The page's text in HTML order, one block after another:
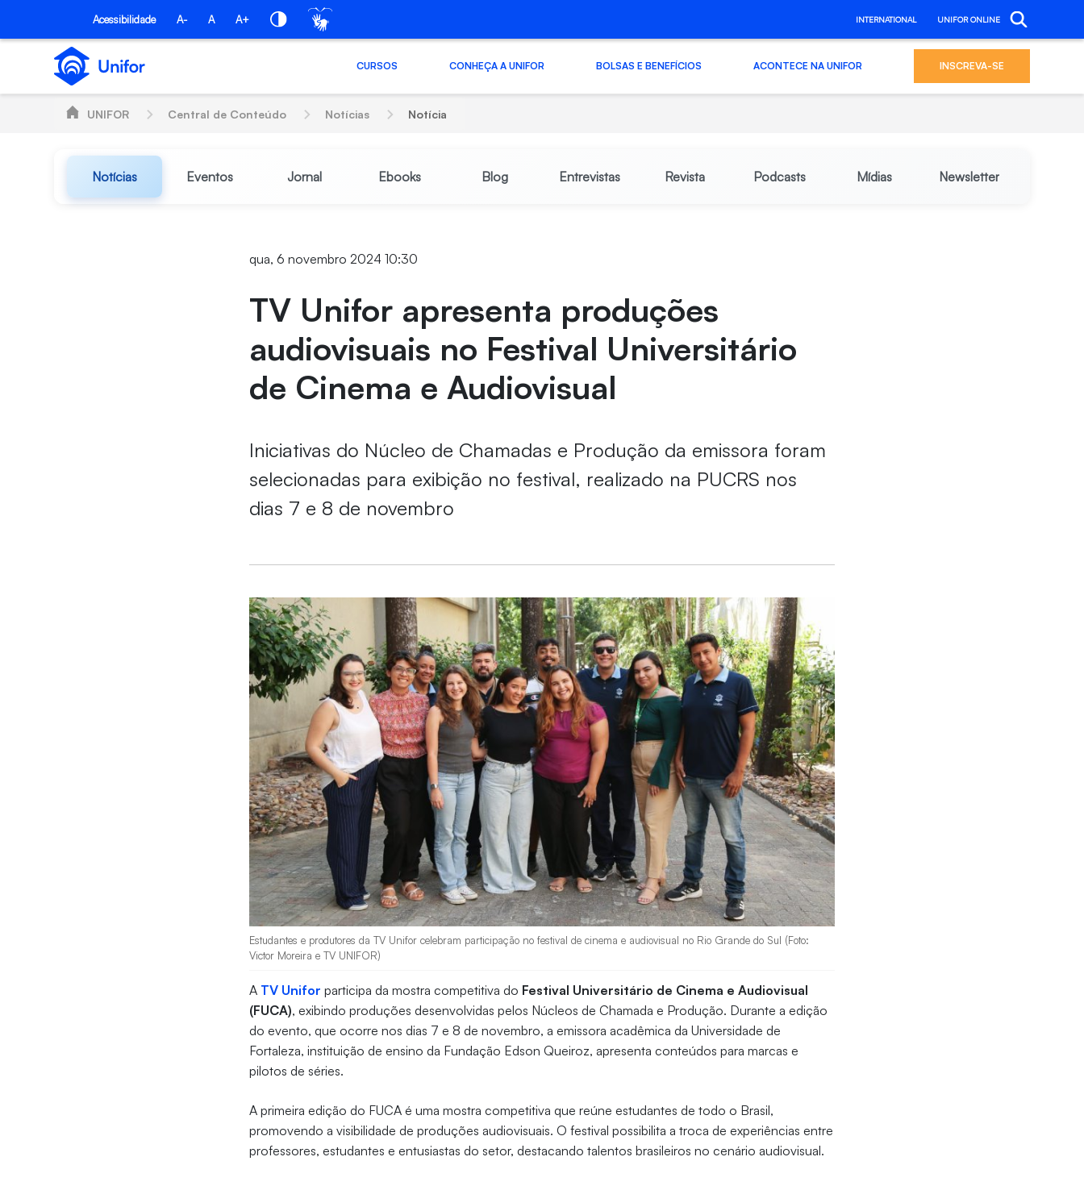
Pular para o Conteúdo principal
Acessibilidade A- A A+ INTERNATIONAL UNIFOR ONLINE
CURSOS CONHEÇA A UNIFOR BOLSAS E BENEFÍCIOS ACONTECE NA UNIFOR INSCREVA-SE
UNIFOR Central de Conteúdo Notícias Notícia
Notícias Eventos Jornal Ebooks Blog Entrevistas Revista Podcasts Mídias Newsletter
qua, 6 novembro 2024 10:30
TV Unifor apresenta produções
audiovisuais no Festival Universitário
de Cinema e Audiovisual
Iniciativas do Núcleo de Chamadas e Produção da emissora foram
selecionadas para exibição no festival, realizado na PUCRS nos
dias 7 e 8 de novembro
Estudantes e produtores da TV Unifor celebram participação no festival de cinema e audiovisual no Rio Grande do Sul (Foto:
Victor Moreira e TV UNIFOR)
A TV Uniforparticipa da mostra competitiva do Festival Universitário de Cinema e Audiovisual
(FUCA), exibindo produções desenvolvidas pelos Núcleos de Chamada e Produção. Durante a edição
do evento, que ocorre nos dias 7 e 8 de novembro, a emissora acadêmica da Universidade de
Fortaleza, instituição de ensino da Fundação Edson Queiroz, apresenta conteúdos para marcas e
pilotos de séries.
A primeira edição do FUCA é uma mostra competitiva que reúne estudantes de todo o Brasil,
promovendo a visibilidade de produções audiovisuais. O festival possibilita a troca de experiências entre
professores, estudantes e entusiastas do setor, destacando talentos brasileiros no cenário audiovisual.